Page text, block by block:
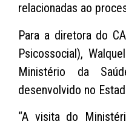
relacionadas ao
Para a diretora do
Psicossocial),
Ministério da
desenvolvido no
“A visita do